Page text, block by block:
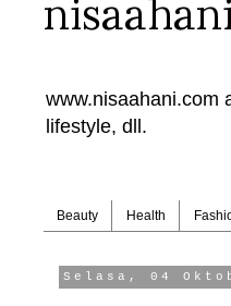
www.nisaahani.com
lifestyle, dll.
Beauty Health
Selasa, 04